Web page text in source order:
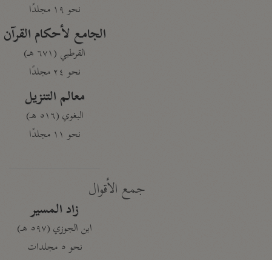
نحو ١٩ مجلدًا
الجامع لأحكام القرآن
القرطبي (٦٧١ هـ)
نحو ٢٤ مجلدًا
معالم التنزيل
البغوي (٥١٦ هـ)
نحو ١١ مجلدًا
جمع الأقوال
زاد المسير
ابن الجوزي (٥٩٧ هـ)
نحو ٥ مجلدات